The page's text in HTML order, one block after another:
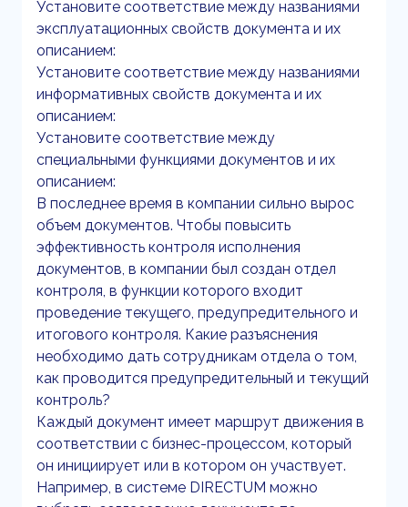
Установите соответствие между названиями
эксплуатационных свойств документа и их
описанием:
Установите соответствие между названиями
информативных свойств документа и их
описанием:
Установите соответствие между
специальными функциями документов и их
описанием:
В последнее время в компании сильно вырос
объем документов. Чтобы повысить
эффективность контроля исполнения
документов, в компании был создан отдел
контроля, в функции которого входит
проведение текущего, предупредительного и
итогового контроля. Какие разъяснения
необходимо дать сотрудникам отдела о том,
как проводится предупредительный и текущий
контроль?
Каждый документ имеет маршрут движения в
соответствии с бизнес-процессом, который
он инициирует или в котором он участвует.
Например, в системе DIRECTUM можно